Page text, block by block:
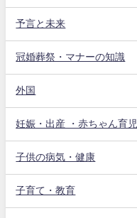
予言と未来
冠婚葬祭・マナーの知識
外国
妊娠・出産 ・赤ちゃん育児
子供の病気・健康
子育て・教育